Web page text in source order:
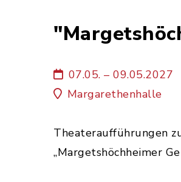
07.05. – 09.05.2027
Margarethenhalle
Theateraufführungen
„Margetshöchheimer